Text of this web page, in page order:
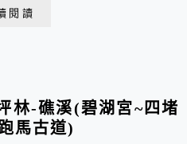
閱讀
林-礁溪(碧湖宮~四堵
馬古道)